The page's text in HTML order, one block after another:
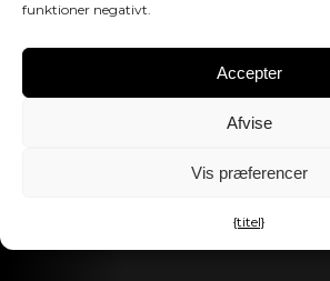
funktioner negativt.
Accepter
Afvise
Vis præferencer
{titel}
Momsnummer:DK43519425
Følg os